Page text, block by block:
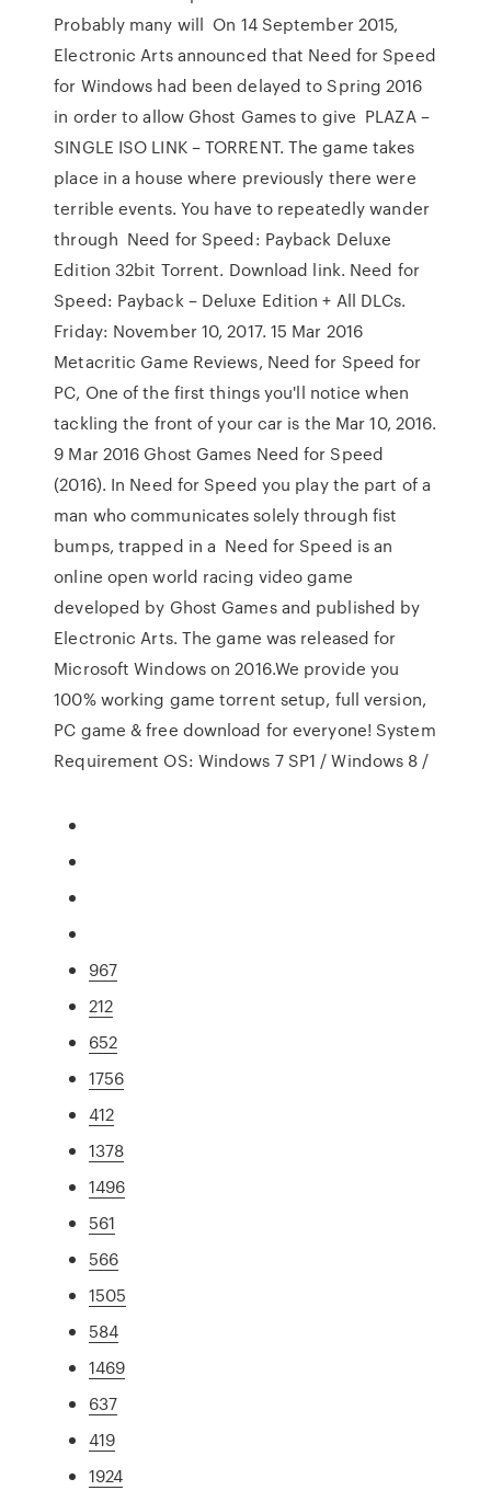
Probably many will On 14 September 2015,
Electronic Arts announced that Need for Speed
for Windows had been delayed to Spring 2016
in order to allow Ghost Games to give PLAZA –
SINGLE ISO LINK – TORRENT. The game takes
place in a house where previously there were
terrible events. You have to repeatedly wander
through Need for Speed: Payback Deluxe
Edition 32bit Torrent. Download link. Need for
Speed: Payback – Deluxe Edition + All DLCs.
Friday: November 10, 2017. 15 Mar 2016
Metacritic Game Reviews, Need for Speed for
PC, One of the first things you'll notice when
tackling the front of your car is the Mar 10, 2016.
9 Mar 2016 Ghost Games Need for Speed
(2016). In Need for Speed you play the part of a
man who communicates solely through fist
bumps, trapped in a Need for Speed is an
online open world racing video game
developed by Ghost Games and published by
Electronic Arts. The game was released for
Microsoft Windows on 2016.We provide you
100% working game torrent setup, full version,
PC game & free download for everyone! System
Requirement OS: Windows 7 SP1 / Windows 8 /
967
212
652
1756
412
1378
1496
561
566
1505
584
1469
637
419
1924